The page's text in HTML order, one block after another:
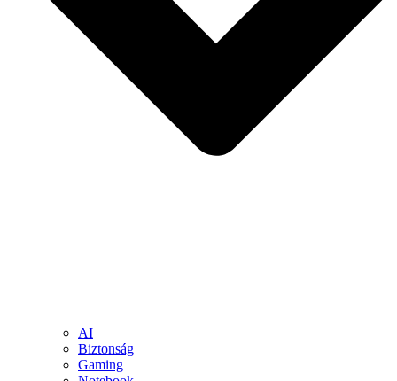
AI
Biztonság
Gaming